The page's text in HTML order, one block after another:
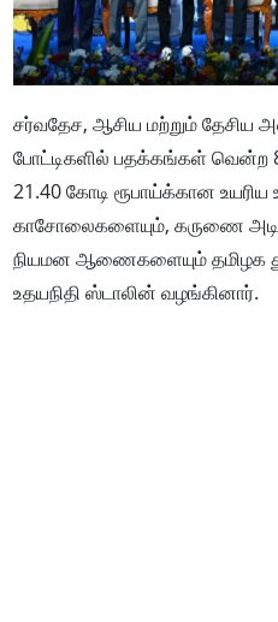
சர்வதேச, ஆசிய மற்றும் தேசிய
போட்டிகளில் பதக்கங்கள் வென்ற
21.40 கோடி ரூபாய்க்கான
காசோலைகளையும், கருணை
நியமன ஆணைகளையும் தமிழக
உதயநிதி ஸ்டாலின் வழங்கினார்.